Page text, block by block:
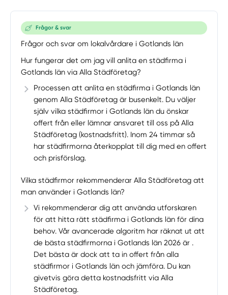
Frågor & svar
Frågor och svar om lokalvårdare i Gotlands län
Hur fungerar det om jag vill anlita en städfirma i
Gotlands län via Alla Städföretag?
Processen att anlita en städfirma i Gotlands län
genom Alla Städföretag är busenkelt. Du väljer
själv vilka städfirmor i Gotlands län du önskar
offert från eller lämnar ansvaret till oss på Alla
Städföretag (kostnadsfritt). Inom 24 timmar så
har städfirmorna återkopplat till dig med en offert
och prisförslag.
Vilka städfirmor rekommenderar Alla Städföretag att
man använder i Gotlands län?
Vi rekommenderar dig att använda utforskaren
för att hitta rätt städfirma i Gotlands län för dina
behov. Vår avancerade algoritm har räknat ut att
de bästa städfirmorna i Gotlands län 2026 är .
Det bästa är dock att ta in offert från alla
städfirmor i Gotlands län och jämföra. Du kan
givetvis göra detta kostnadsfritt via Alla
Städföretag.